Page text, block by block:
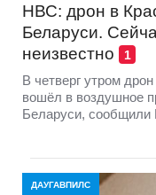
НВС: дрон в
Беларуси.
неизвестно
1
В четверг утром
вошёл в воздушное
Беларуси,
ДАУГАВПИЛС